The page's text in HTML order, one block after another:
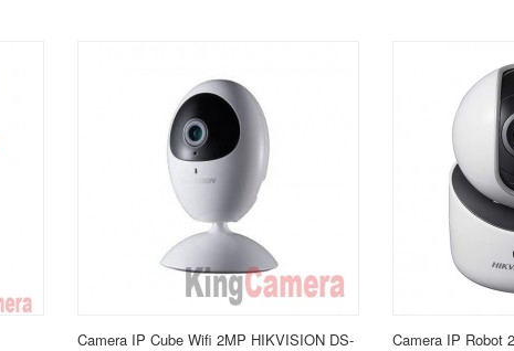
Camera IP Cube Wifi 2MP HIKVISION DS-
Camera IP Robot